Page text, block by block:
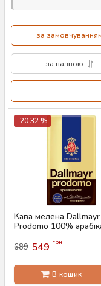
за
за назвою
-20.32 %
Кава мелена Dallmayr
Prodomo 100%
689 549 грн
В кошик